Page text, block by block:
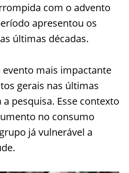
com o advento
apresentou os
últimas décadas.
evento mais impactante
gerais nas últimas
a pesquisa. Esse contexto
no consumo
já vulnerável a